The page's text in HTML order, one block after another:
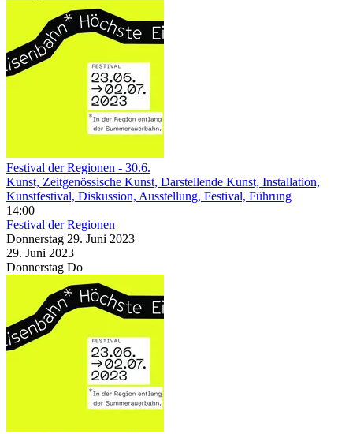
Festival der Regionen - 30.6.
Kunst, Zeitgenössische Kunst, Darstellende Kunst, Installation,
Kunstfestival, Diskussion, Ausstellung, Festival, Führung
14:00
Festival der Regionen
Donnerstag 29. Juni 2023
29. Juni 2023
Donnerstag Do